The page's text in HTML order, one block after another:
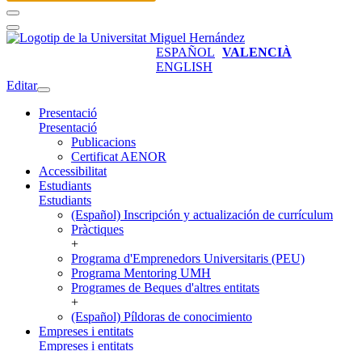
ESPAÑOL VALENCIÀ
ENGLISH
Editar
Presentació
Presentació
Publicacions
Certificat AENOR
Accessibilitat
Estudiants
Estudiants
(Español) Inscripción y actualización de currículum
Pràctiques
+
Programa d'Emprenedors Universitaris (PEU)
Programa Mentoring UMH
Programes de Beques d'altres entitats
+
(Español) Píldoras de conocimiento
Empreses i entitats
Empreses i entitats